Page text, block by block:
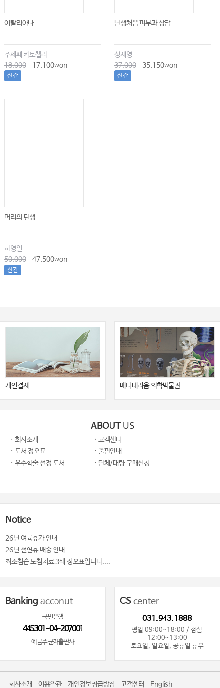
이탈리아나
주세페 카토첼라
18,000
17,100won
신간
난생처음 피부과 상담
성재영
37,000
35,150won
신간
머리의 탄생
하영일
50,000
47,500won
신간
개인결제 메디테리움 의학박물관
ABOUT US
· 회사소개
· 고객센터
· 도서 정오표
· 출판안내
· 우수학술 선정 도서
· 단체/대량 구매신청
Notice
26년 여륨휴가 안내
26년 설연휴 배송 안내
최소침습 도침치료 3쇄 정오표입니다....
Banking acconut
국민은행
445301-04-207001
예금주 군자출판사
CScenter
031.943.1888
평일 09:00~18:00 / 점심
12:00~13:00
토요일, 일요일, 공휴일 휴무
회사소개 이용약관 개인정보취급방침 고객센터 English